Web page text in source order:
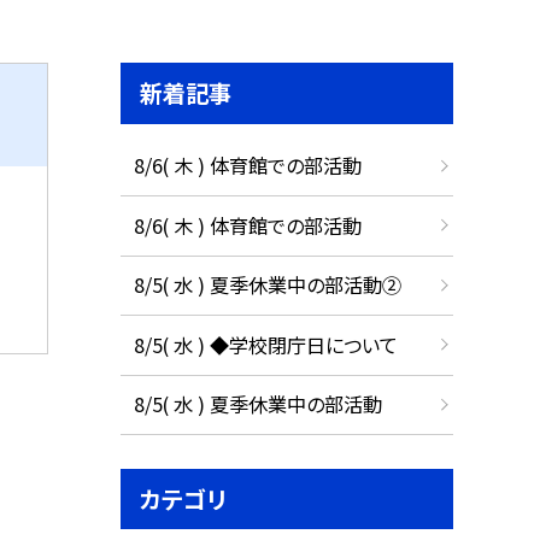
新着記事
8/6( 木 ) 体育館での部活動
8/6( 木 ) 体育館での部活動
8/5( 水 ) 夏季休業中の部活動②
8/5( 水 ) ◆学校閉庁日について
8/5( 水 ) 夏季休業中の部活動
カテゴリ